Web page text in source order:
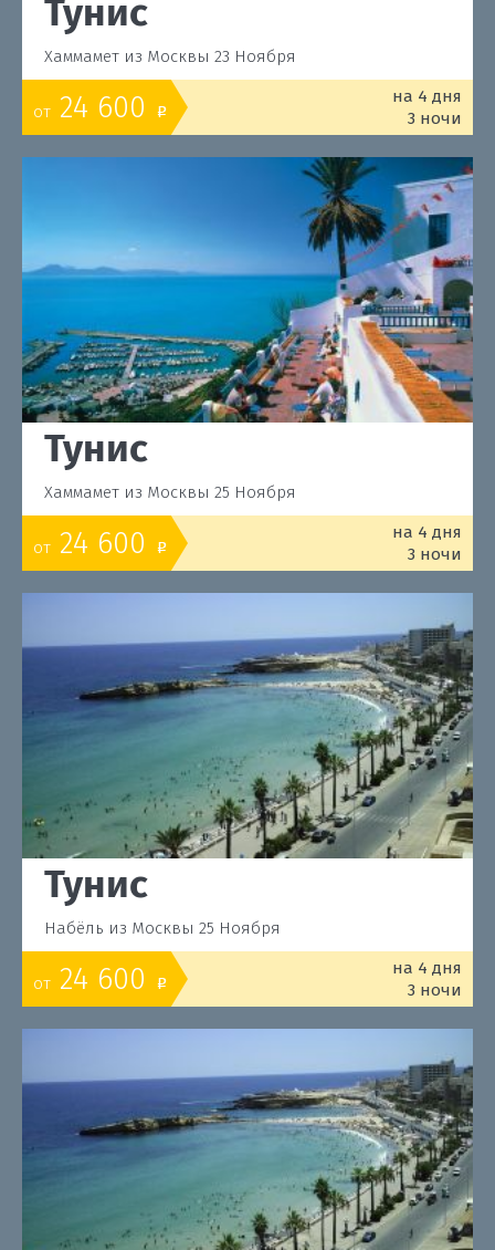
Тунис
Хаммамет из Москвы 23 Ноября
от 24 600 o
на 4 дня
3 ночи
Тунис
Хаммамет из Москвы 25 Ноября
от 24 600 o
на 4 дня
3 ночи
Тунис
Набёль из Москвы 25 Ноября
от 24 600 o
на 4 дня
3 ночи